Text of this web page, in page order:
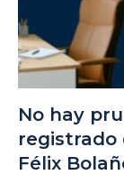
No hay
registrado
Félix